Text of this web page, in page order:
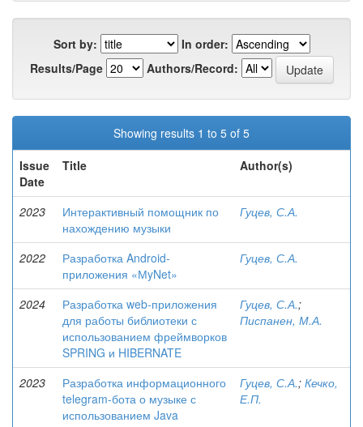
Sort by:
In order:
Results/Page
Authors/Record:
Showing results 1 to 5 of 5
Issue
Date
Title Author(s)
2023
Интерактивный помощник по
нахождению музыки
Гуцев, С.А.
2022
Разработка Android-
приложения «МyNet»
Гуцев, С.А.
2024
Разработка web-приложения
для работы библиотеки с
использованием фреймворков
SPRING и HIBERNATE
Гуцев, С.А.;
Писпанен, М.А.
2023
Разработка информационного
telegram-бота о музыке с
использованием Java
Гуцев, С.А.; Кечко,
Е.П.